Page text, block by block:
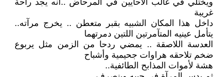
ويختلي في غالب الأحايين في المرحاض ..انه يجد راحة
غريبة
داخل هذا المكان الشبيه بقبر متعطن .. يخرج مرآته..
يتأمل عينيه المتآمرتين اللتين دمرتهما
العدسة اللاصقة .. يمضي ردحا من الزمن مثل يربوع
ضخم تلاحقه هراوات جحيمية وأشباح
هشة لأموات المذابح الطائفية..